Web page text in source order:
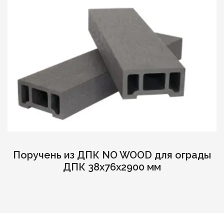
Поручень из ДПК NO WOOD для ограды
ДПК 38х76х2900 мм